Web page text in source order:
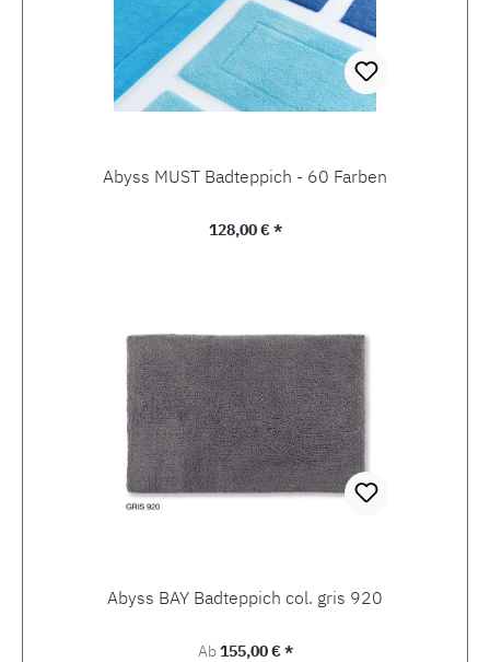
Abyss MUST Badteppich - 60 Farben
Regulärer Preis:
128,00 € *
Abyss BAY Badteppich col. gris 920
Regulärer Preis:
Ab155,00 € *